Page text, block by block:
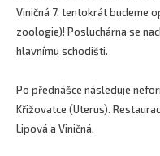
Viničná 7, tentokrát budeme
zoologie)! Posluchárna se
hlavnímu schodišti.
Po přednášce následuje
Křižovatce (Uterus).
Lipová a Viničná.